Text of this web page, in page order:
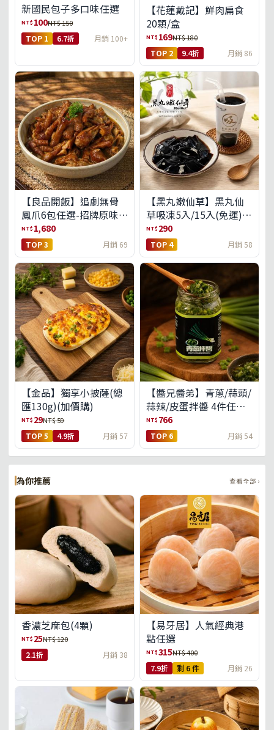
新國民包子多口味任選
NT$ 100NT$ 150
TOP 1 6.7折 月銷 100+
【花蓮戴記】鮮肉扁食
20顆/盒
NT$ 169NT$ 180
TOP 2 9.4折 月銷 86
【良品開飯】追劇無骨
鳳爪6包任選-招牌原味/
濃濃蒜香/過癮麻辣(免運
組)
NT$ 1,680
TOP 3 月銷 69
【黑丸嫩仙草】黑丸仙
草吸凍5入/15入(免運)
(預購中8/14出貨)
NT$ 290
TOP 4 月銷 58
【金品】獨享小披薩(總
匯130g)(加價購)
NT$ 29NT$ 59
TOP 5 4.9折 月銷 57
【醬兄醬弟】青蔥/蒜頭/
蒜辣/皮蛋拌醬 4件任選
(免運組)
NT$ 766
TOP 6 月銷 54
為你推薦 查看全部 ›
香濃芝麻包(4顆)
NT$ 25NT$ 120
2.1折 月銷 38
【易牙居】人氣經典港
點任選
NT$315NT$ 400
7.9折 剩 6 件 月銷 26